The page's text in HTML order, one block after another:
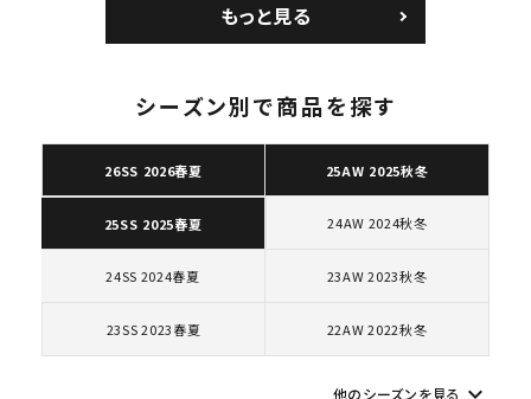
キーワードから探す
人気ワード 2026SS
Tシャツ・ロングスリーブ
ショルダー・ウエストバッグ
ボックスロゴ ブラックスウェット
カー ホワイト 白
もっと見る
シーズン別で商品を探す
26SS 2026春夏 25AW 2025秋冬
25SS 2025春夏 24AW 2024秋冬
24SS 2024春夏 23AW 2023秋冬
23SS 2023春夏 22AW 2022秋冬
他のシーズンを見る